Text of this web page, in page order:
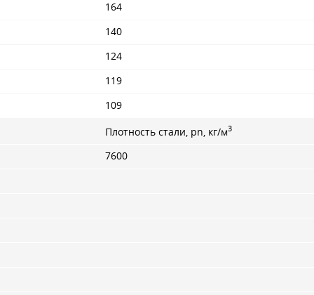
164
140
124
119
109
Плотность стали, pn, кг/м3
7600